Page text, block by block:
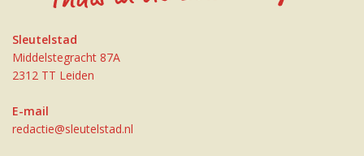
Sleutelstad
Middelstegracht 87A
2312 TT Leiden
E-mail
redactie@sleutelstad.nl